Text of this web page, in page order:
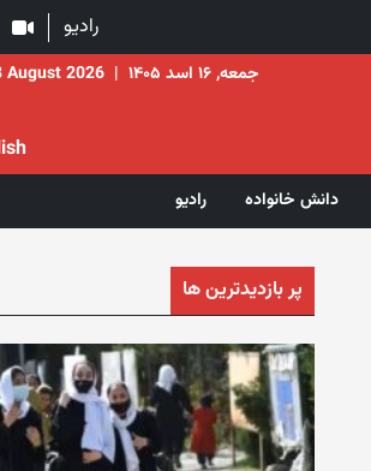
رادیو
جمعه, ۱۶ اسد ۱۴۰۵ |
August 2026
دانش خانواده رادیو
پر بازدیدترین ها